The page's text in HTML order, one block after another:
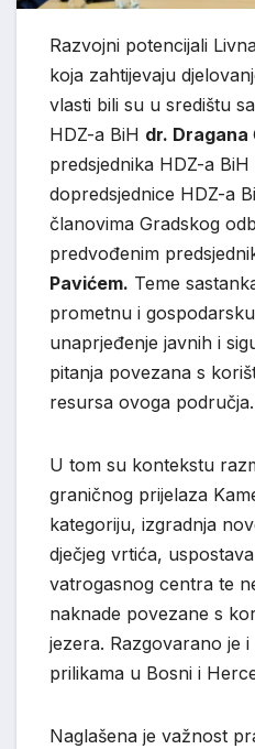
Razvojni potencijali
koja zahtijevaju
vlasti bili su u središtu
HDZ-a BiH dr. Dragana
predsjednika HDZ-a BiH
dopredsjednice HDZ-a
članovima Gradskog
predvođenim
Pavićem. Teme
prometnu i
unaprjeđenje javnih i
pitanja povezana s
resursa ovoga područja.
U tom su kontekstu
graničnog prijelaza
kategoriju, izgradnja
dječjeg vrtića,
vatrogasnog centra te
naknade povezane s
jezera. Razgovarano je
prilikama u Bosni i
Naglašena je važnost